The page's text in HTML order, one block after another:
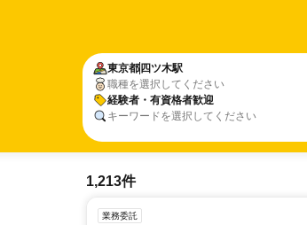
東京都 四ツ木駅
職種を選択してください
経験者・有資格者歓迎
キーワードを選択してください
1,213件
業務委託